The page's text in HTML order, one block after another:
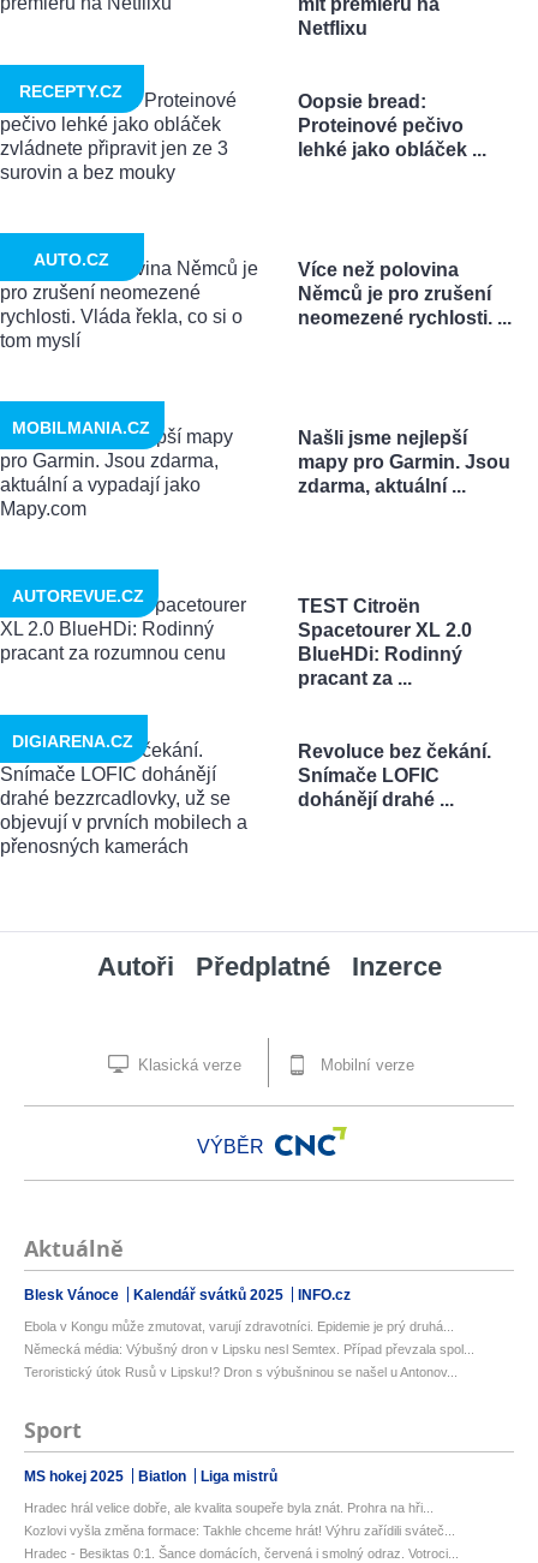
mít premiéru na
Netflixu
Oopsie bread:
Proteinové pečivo
lehké jako obláček ...
RECEPTY.CZ
Více než polovina
Němců je pro zrušení
neomezené rychlosti. ...
AUTO.CZ
Našli jsme nejlepší
mapy pro Garmin. Jsou
zdarma, aktuální ...
MOBILMANIA.CZ
TEST Citroën
Spacetourer XL 2.0
BlueHDi: Rodinný
pracant za ...
AUTOREVUE.CZ
Revoluce bez čekání.
Snímače LOFIC
dohánějí drahé ...
DIGIARENA.CZ
Autoři Předplatné Inzerce
Klasická verze Mobilní verze
VÝBĚR
Aktuálně
Blesk Vánoce Kalendář svátků 2025 INFO.cz
Ebola v Kongu může zmutovat, varují zdravotníci. Epidemie je prý druhá...
Německá média: Výbušný dron v Lipsku nesl Semtex. Případ převzala spol...
Teroristický útok Rusů v Lipsku!? Dron s výbušninou se našel u Antonov...
Sport
MS hokej 2025 Biatlon Liga mistrů
Hradec hrál velice dobře, ale kvalita soupeře byla znát. Prohra na hři...
Kozlovi vyšla změna formace: Takhle chceme hrát! Výhru zařídili sváteč...
Hradec - Besiktas 0:1. Šance domácích, červená i smolný odraz. Votroci...